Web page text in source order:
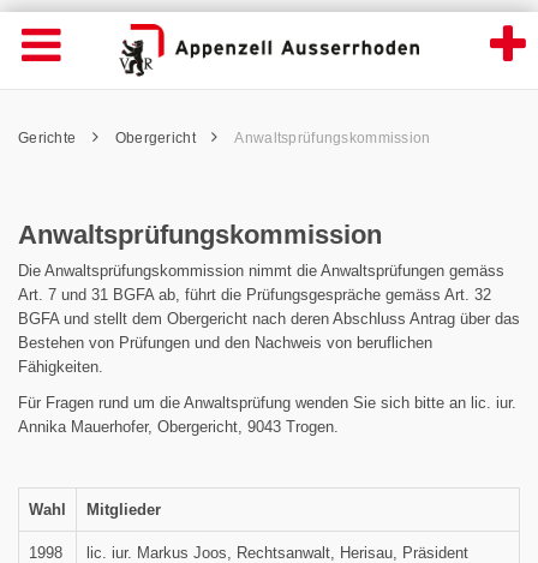
Anwaltsprüfungskommission - Appenzell
Wichtige
Seiten
Home
Inhalt
Navigation öffnen
Inhalt
Pfadnavigation
Gerichte Obergericht Anwaltsprüfungskommission
Anwaltsprüfungskommission
Die Anwaltsprüfungskommission nimmt die Anwaltsprüfungen gemäss
Art. 7 und 31 BGFA ab, führt die Prüfungsgespräche gemäss Art. 32
BGFA und stellt dem Obergericht nach deren Abschluss Antrag über das
Bestehen von Prüfungen und den Nachweis von beruflichen
Fähigkeiten.
Für Fragen rund um die Anwaltsprüfung wenden Sie sich bitte an lic. iur.
Annika Mauerhofer, Obergericht, 9043 Trogen.
Wahl Mitglieder
1998 lic. iur. Markus Joos, Rechtsanwalt, Herisau, Präsident